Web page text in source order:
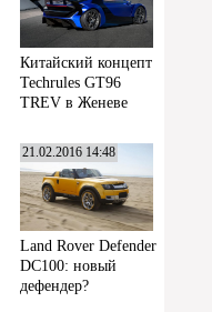
Китайский концепт
Techrules GT96
TREV в Женеве
21.02.2016 14:48
Land Rover Defender
DC100: новый
дефендер?